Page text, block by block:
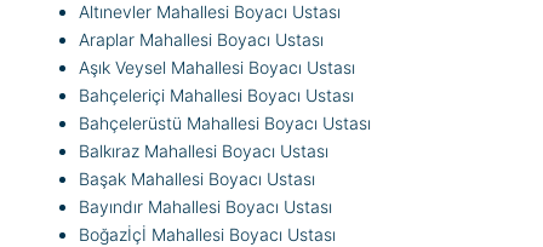
Altınevler Mahallesi Boyacı Ustası
Araplar Mahallesi Boyacı Ustası
Aşık Veysel Mahallesi Boyacı Ustası
Bahçeleriçi Mahallesi Boyacı Ustası
Bahçelerüstü Mahallesi Boyacı Ustası
Balkıraz Mahallesi Boyacı Ustası
Başak Mahallesi Boyacı Ustası
Bayındır Mahallesi Boyacı Ustası
Boğazİçİ Mahallesi Boyacı Ustası